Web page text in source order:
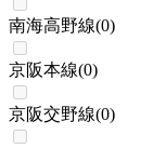
南海高野線(0)
京阪本線(0)
京阪交野線(0)